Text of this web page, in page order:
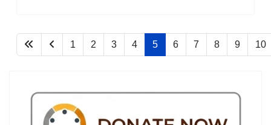
1 2 3 4 5 6 7 8 9 10